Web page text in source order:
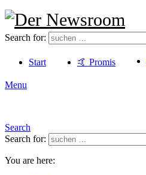
Search for:
Start 🤙 Promis
Menu
Search
Search for:
You are here: